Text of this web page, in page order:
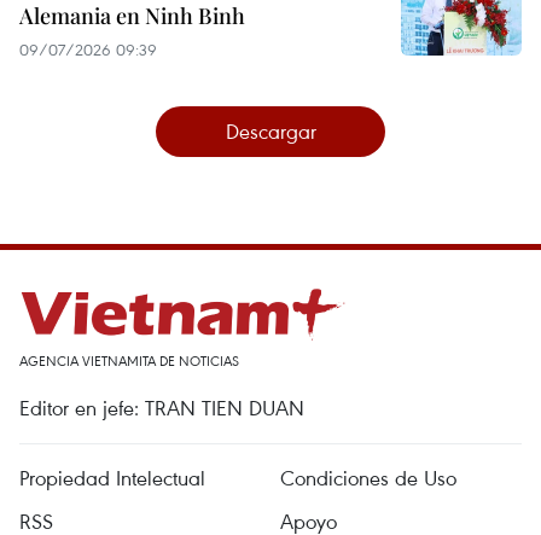
Alemania en Ninh Binh
09/07/2026 09:39
Descargar
AGENCIA VIETNAMITA DE NOTICIAS
Editor en jefe: TRAN TIEN DUAN
Propiedad Intelectual
Condiciones de Uso
RSS
Apoyo